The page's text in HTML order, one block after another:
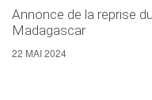
Annonce de la reprise
Madagascar
22 MAI 2024